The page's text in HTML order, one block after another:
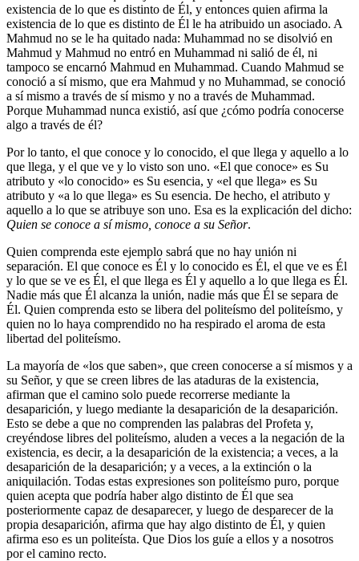
existencia de lo que es distinto de Él, y entonces quien afirma la
existencia de lo que es distinto de Él le ha atribuido un asociado. A
Mahmud no se le ha quitado nada: Muhammad no se disolvió en
Mahmud y Mahmud no entró en Muhammad ni salió de él, ni
tampoco se encarnó Mahmud en Muhammad. Cuando Mahmud se
conoció a sí mismo, que era Mahmud y no Muhammad, se conoció
a sí mismo a través de sí mismo y no a través de Muhammad.
Porque Muhammad nunca existió, así que ¿cómo podría conocerse
algo a través de él?
Por lo tanto, el que conoce y lo conocido, el que llega y aquello a lo
que llega, y el que ve y lo visto son uno. «El que conoce» es Su
atributo y «lo conocido» es Su esencia, y «el que llega» es Su
atributo y «a lo que llega» es Su esencia. De hecho, el atributo y
aquello a lo que se atribuye son uno. Esa es la explicación del dicho:
Quien se conoce a sí mismo, conoce a su Señor.
Quien comprenda este ejemplo sabrá que no hay unión ni
separación. El que conoce es Él y lo conocido es Él, el que ve es Él
y lo que se ve es Él, el que llega es Él y aquello a lo que llega es Él.
Nadie más que Él alcanza la unión, nadie más que Él se separa de
Él. Quien comprenda esto se libera del politeísmo del politeísmo, y
quien no lo haya comprendido no ha respirado el aroma de esta
libertad del politeísmo.
La mayoría de «los que saben», que creen conocerse a sí mismos y a
su Señor, y que se creen libres de las ataduras de la existencia,
afirman que el camino solo puede recorrerse mediante la
desaparición, y luego mediante la desaparición de la desaparición.
Esto se debe a que no comprenden las palabras del Profeta y,
creyéndose libres del politeísmo, aluden a veces a la negación de la
existencia, es decir, a la desaparición de la existencia; a veces, a la
desaparición de la desaparición; y a veces, a la extinción o la
aniquilación. Todas estas expresiones son politeísmo puro, porque
quien acepta que podría haber algo distinto de Él que sea
posteriormente capaz de desaparecer, y luego de desparecer de la
propia desaparición, afirma que hay algo distinto de Él, y quien
afirma eso es un politeísta. Que Dios los guíe a ellos y a nosotros
por el camino recto.